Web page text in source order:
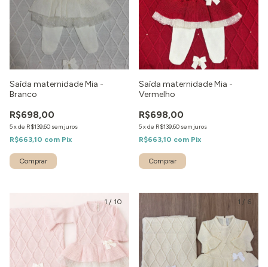
Saída maternidade Mia -
Branco
R$698,00
5xde R$139,60 sem juros
R$663,10 com Pix
Comprar
Saída maternidade Mia -
Vermelho
R$698,00
5xde R$139,60 sem juros
R$663,10 com Pix
Comprar
1 / 10 1 / 6